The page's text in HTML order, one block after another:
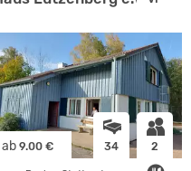
ab 9.00 € 34 2